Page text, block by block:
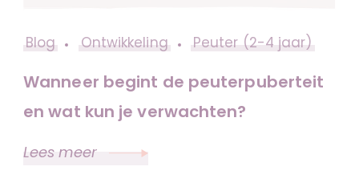
Blog Ontwikkeling Peuter (2-4 jaar)
Wanneer begint de peuterpuberteit
en wat kun je verwachten?
Lees meer